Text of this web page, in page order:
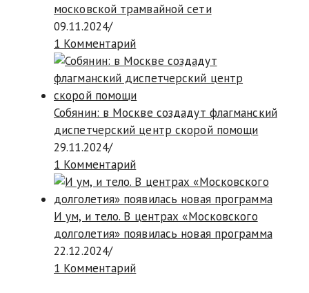
московской трамвайной сети
09.11.2024/
1 Комментарий
Собянин: в Москве создадут флагманский
диспетчерский центр скорой помощи
29.11.2024/
1 Комментарий
И ум, и тело. В центрах «Московского
долголетия» появилась новая программа
22.12.2024/
1 Комментарий